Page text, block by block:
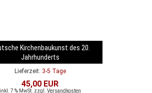
Kirchenbaukunst des 20.
Jahrhunderts
Lieferzeit: 3-5 Tage
45,00 EUR
inkl. 7 % MwSt. zzgl. Versandkosten